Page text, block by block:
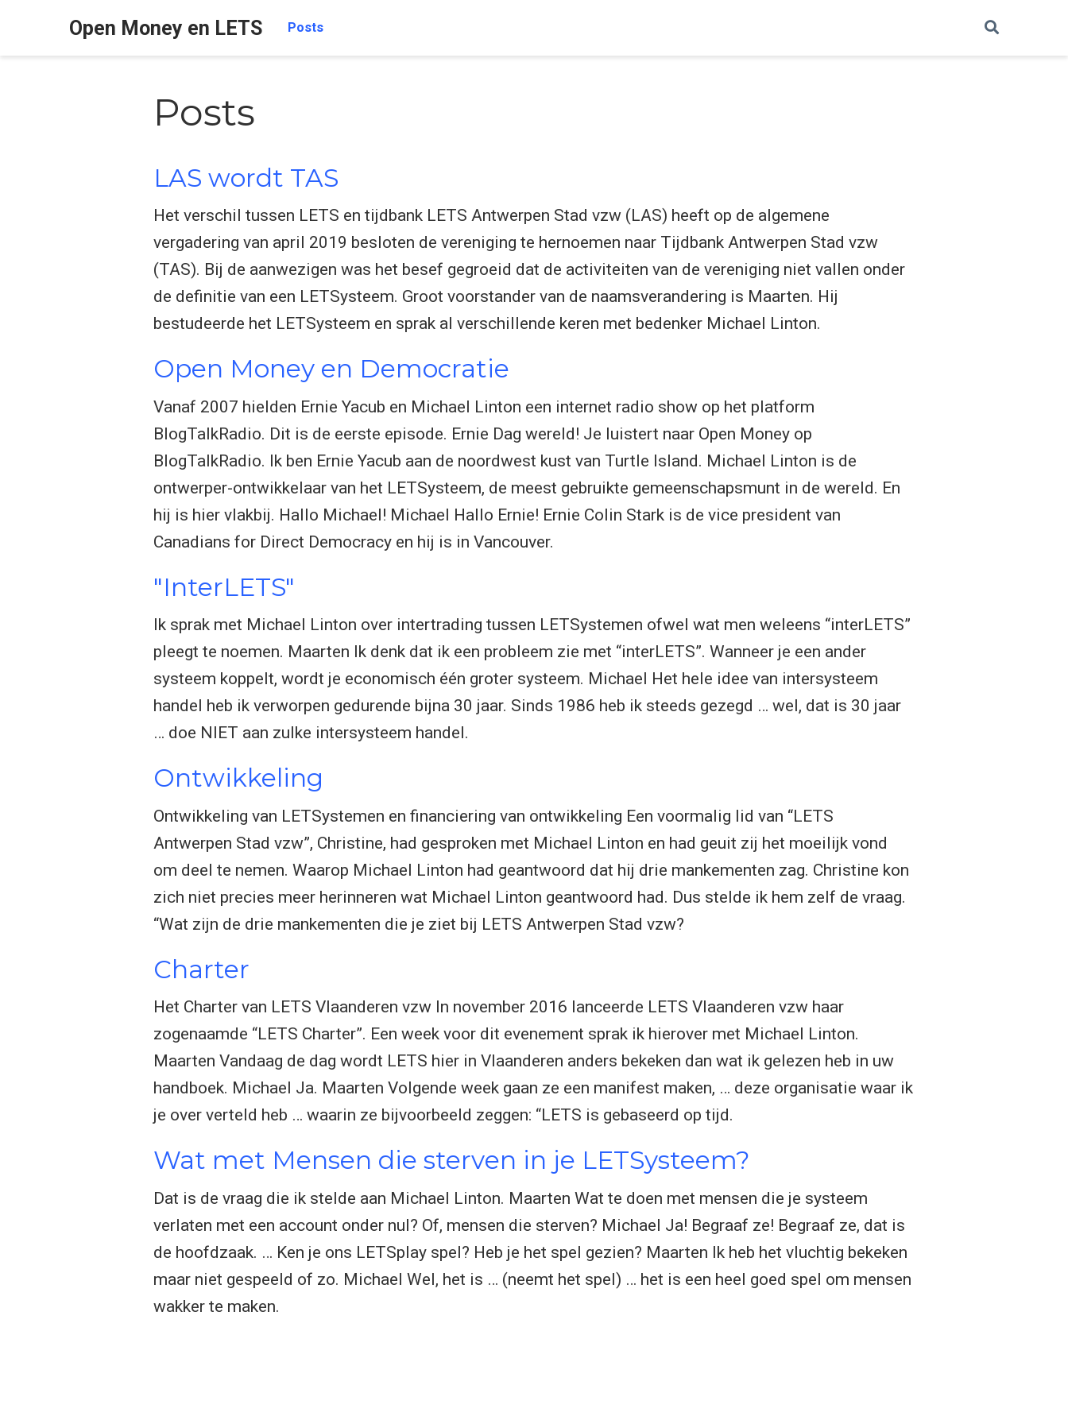
Open Money en LETS Posts
Posts
LAS wordt TAS
Het verschil tussen LETS en tijdbank LETS Antwerpen Stad vzw (LAS) heeft op de algemene
vergadering van april 2019 besloten de vereniging te hernoemen naar Tijdbank Antwerpen Stad vzw
(TAS). Bij de aanwezigen was het besef gegroeid dat de activiteiten van de vereniging niet vallen onder
de definitie van een LETSysteem. Groot voorstander van de naamsverandering is Maarten. Hij
bestudeerde het LETSysteem en sprak al verschillende keren met bedenker Michael Linton.
Open Money en Democratie
Vanaf 2007 hielden Ernie Yacub en Michael Linton een internet radio show op het platform
BlogTalkRadio. Dit is de eerste episode. Ernie Dag wereld! Je luistert naar Open Money op
BlogTalkRadio. Ik ben Ernie Yacub aan de noordwest kust van Turtle Island. Michael Linton is de
ontwerper-ontwikkelaar van het LETSysteem, de meest gebruikte gemeenschapsmunt in de wereld. En
hij is hier vlakbij. Hallo Michael! Michael Hallo Ernie! Ernie Colin Stark is de vice president van
Canadians for Direct Democracy en hij is in Vancouver.
"InterLETS"
Ik sprak met Michael Linton over intertrading tussen LETSystemen ofwel wat men weleens “interLETS”
pleegt te noemen. Maarten Ik denk dat ik een probleem zie met “interLETS”. Wanneer je een ander
systeem koppelt, wordt je economisch één groter systeem. Michael Het hele idee van intersysteem
handel heb ik verworpen gedurende bijna 30 jaar. Sinds 1986 heb ik steeds gezegd … wel, dat is 30 jaar
… doe NIET aan zulke intersysteem handel.
Ontwikkeling
Ontwikkeling van LETSystemen en financiering van ontwikkeling Een voormalig lid van “LETS
Antwerpen Stad vzw”, Christine, had gesproken met Michael Linton en had geuit zij het moeilijk vond
om deel te nemen. Waarop Michael Linton had geantwoord dat hij drie mankementen zag. Christine kon
zich niet precies meer herinneren wat Michael Linton geantwoord had. Dus stelde ik hem zelf de vraag.
“Wat zijn de drie mankementen die je ziet bij LETS Antwerpen Stad vzw?
Charter
Het Charter van LETS Vlaanderen vzw In november 2016 lanceerde LETS Vlaanderen vzw haar
zogenaamde “LETS Charter”. Een week voor dit evenement sprak ik hierover met Michael Linton.
Maarten Vandaag de dag wordt LETS hier in Vlaanderen anders bekeken dan wat ik gelezen heb in uw
handboek. Michael Ja. Maarten Volgende week gaan ze een manifest maken, … deze organisatie waar ik
je over verteld heb … waarin ze bijvoorbeeld zeggen: “LETS is gebaseerd op tijd.
Wat met Mensen die sterven in je LETSysteem?
Dat is de vraag die ik stelde aan Michael Linton. Maarten Wat te doen met mensen die je systeem
verlaten met een account onder nul? Of, mensen die sterven? Michael Ja! Begraaf ze! Begraaf ze, dat is
de hoofdzaak. … Ken je ons LETSplay spel? Heb je het spel gezien? Maarten Ik heb het vluchtig bekeken
maar niet gespeeld of zo. Michael Wel, het is … (neemt het spel) … het is een heel goed spel om mensen
wakker te maken.